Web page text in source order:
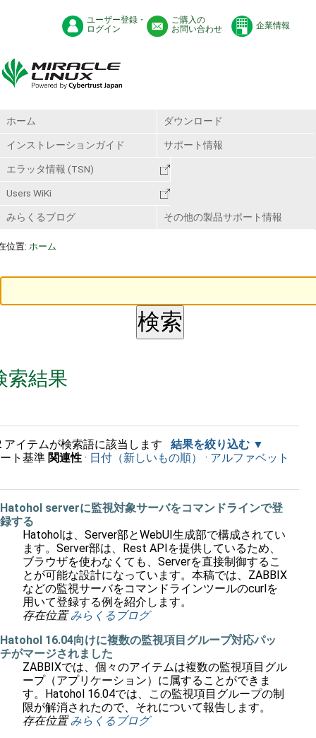
ユーザー登録・
ログイン
ご購入の
お問い合わせ
企業情報
ホーム ダウンロード
インストレーションガイド サポート情報
エラッタ情報 (TSN)
Users WiKi
みらくるブログ その他の製品サポート情報
位置: ホーム
索結果
アイテムが検索語に該当します
結果を絞り込む
ト基準 関連性 · 日付（新しいもの順） · アルファベット
Hatohol serverに監視対象サーバをコマンドラインで登
録する
Hatoholは、Server部とWebUI生成部で構成されてい
ます。Server部は、Rest APIを提供しているため、
ブラウザを使わなくても、Serverを直接制御するこ
とが可能な設計になっています。本稿では、ZABBIX
などの監視サーバをコマンドラインツールのcurlを
用いて登録する例を紹介します。
存在位置 みらくるブログ
Hatohol 16.04向けに複数の監視項目グループ対応パッ
チがマージされました
ZABBIXでは、個々のアイテムは複数の監視項目グル
ープ（アプリケーション）に属することができま
す。Hatohol 16.04では、この監視項目グループの制
限が解消されたので、それについて報告します。
存在位置 みらくるブログ